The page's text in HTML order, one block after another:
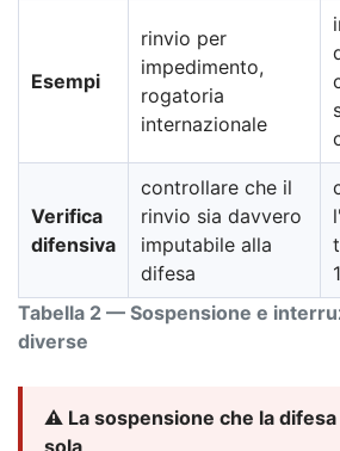
Tabella 2 — Sospensione e
diverse
Esempi
rinvio per
impedimento,
rogatoria
internazionale
Verifica
difensiva
controllare che il
rinvio sia davvero
imputabile alla
difesa
⚠️ La sospensione che la
sola